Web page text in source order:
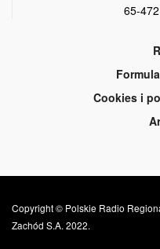
65-
Cookies i
Copyright © Polskie Radio
Zachód S.A. 2022.